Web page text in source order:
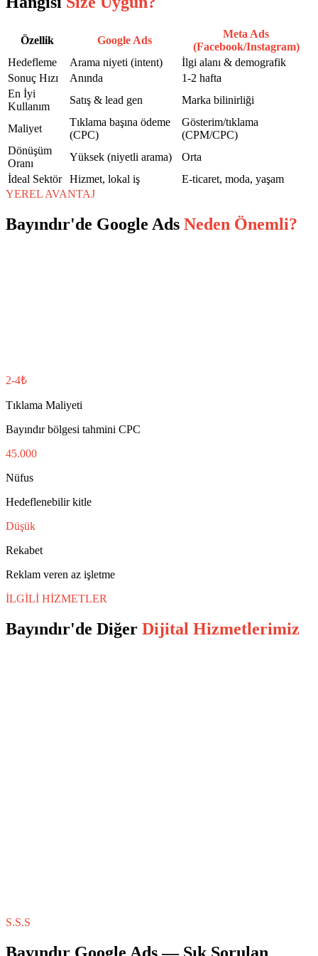
Özellik Google Ads
Meta Ads
(Facebook/Instagram)
Hedefleme
Arama niyeti (intent)
İlgi alanı & demografik
Sonuç Hızı
Anında
1-2 hafta
En İyi
Kullanım
Satış & lead gen Marka bilinirliği
Maliyet
Tıklama başına ödeme
(CPC)
Gösterim/tıklama
(CPM/CPC)
Dönüşüm
Oranı
Yüksek (niyetli arama)
Orta
İdeal Sektör
Hizmet, lokal iş
E-ticaret, moda, yaşam
YEREL AVANTAJ
Bayındır'de Google Ads Neden Önemli?
2-4₺
Tıklama Maliyeti
Bayındır bölgesi tahmini CPC
45.000
Nüfus
Hedeflenebilir kitle
Düşük
Rekabet
Reklam veren az işletme
İLGİLİ HİZMETLER
Bayındır'de Diğer Dijital Hizmetlerimiz
S.S.S